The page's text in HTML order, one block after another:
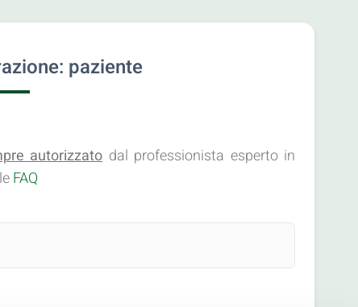
paziente
autorizzatodal professionista esperto in
FAQ